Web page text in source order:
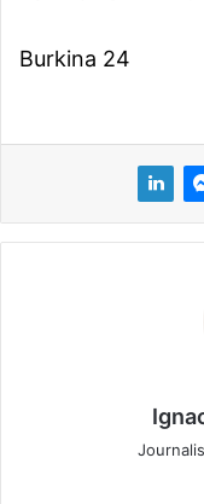
Burkina 24